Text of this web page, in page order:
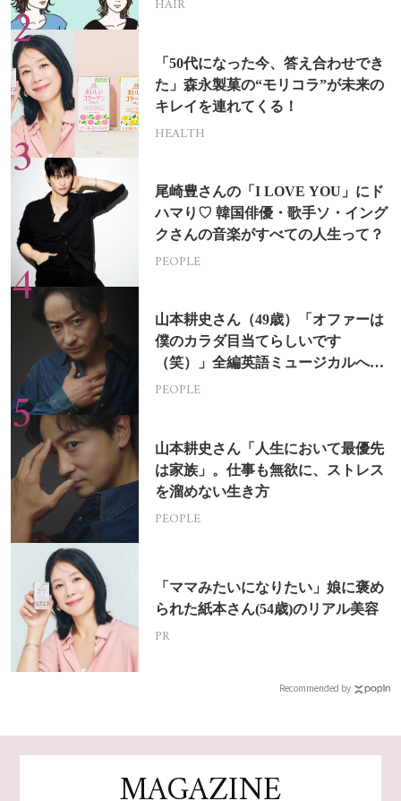
HAIR
「50代になった今、答え合わせでき
た」森永製菓の“モリコラ”が未来の
キレイを連れてくる！
HEALTH
尾崎豊さんの「I LOVE YOU」にド
ハマり♡ 韓国俳優・歌手ソ・イング
クさんの音楽がすべての人生って？
PEOPLE
山本耕史さん（49歳）「オファーは
僕のカラダ目当てらしいです
（笑）」全編英語ミュージカルへの
挑戦
PEOPLE
山本耕史さん「人生において最優先
は家族」。仕事も無欲に、ストレス
を溜めない生き方
PEOPLE
「ママみたいになりたい」娘に褒め
られた紙本さん(54歳)のリアル美容
PR
Recommended by